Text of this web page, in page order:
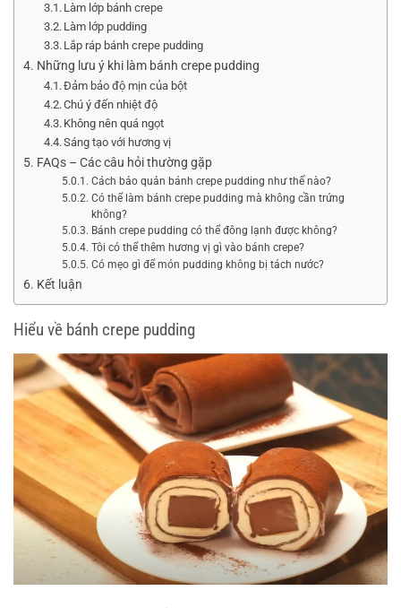
Làm lớp bánh crepe
Làm lớp pudding
Lắp ráp bánh crepe pudding
Những lưu ý khi làm bánh crepe pudding
Đảm bảo độ mịn của bột
Chú ý đến nhiệt độ
Không nên quá ngọt
Sáng tạo với hương vị
FAQs – Các câu hỏi thường gặp
Cách bảo quản bánh crepe pudding như thế nào?
Có thể làm bánh crepe pudding mà không cần trứng
không?
Bánh crepe pudding có thể đông lạnh được không?
Tôi có thể thêm hương vị gì vào bánh crepe?
Có mẹo gì để món pudding không bị tách nước?
Kết luận
Hiểu về bánh crepe pudding